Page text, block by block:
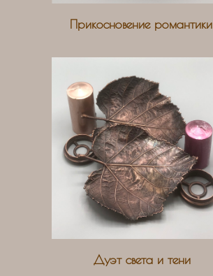
Дуэт света и тени
Прикосновение романтики